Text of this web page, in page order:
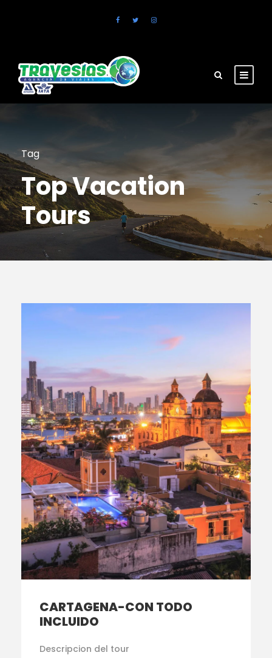
Tag
Top Vacation
Tours
CARTAGENA-CON TODO
INCLUIDO
Descripcion del tour